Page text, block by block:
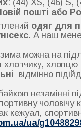
: (44) XS, (46) S,
пошті або
одяг для
А наш
можна на
хлопчику,
відмінно
незамінні
чоловічу
кежуал,
ua/